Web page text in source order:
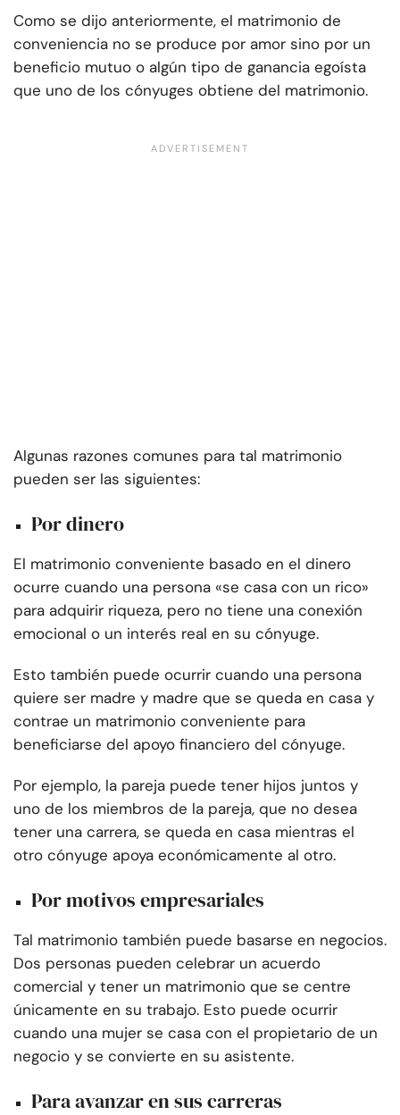
Como se dijo anteriormente, el matrimonio de
conveniencia no se produce por amor sino por un
beneficio mutuo o algún tipo de ganancia egoísta
que uno de los cónyuges obtiene del matrimonio.
Algunas razones comunes para tal matrimonio
pueden ser las siguientes:
Por dinero
El matrimonio conveniente basado en el dinero
ocurre cuando una persona «se casa con un rico»
para adquirir riqueza, pero no tiene una conexión
emocional o un interés real en su cónyuge.
Esto también puede ocurrir cuando una persona
quiere ser madre y madre que se queda en casa y
contrae un matrimonio conveniente para
beneficiarse del apoyo financiero del cónyuge.
Por ejemplo, la pareja puede tener hijos juntos y
uno de los miembros de la pareja, que no desea
tener una carrera, se queda en casa mientras el
otro cónyuge apoya económicamente al otro.
Por motivos empresariales
Tal matrimonio también puede basarse en negocios.
Dos personas pueden celebrar un acuerdo
comercial y tener un matrimonio que se centre
únicamente en su trabajo. Esto puede ocurrir
cuando una mujer se casa con el propietario de un
negocio y se convierte en su asistente.
Para avanzar en sus carreras